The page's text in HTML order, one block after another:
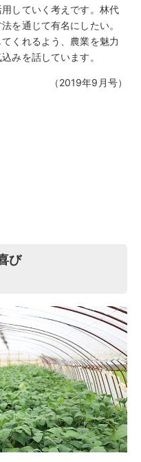
していく考えです。林代
を通じて有名にしたい。
くれるよう、農業を魅力
みを話しています。
（2019年9月号）
び